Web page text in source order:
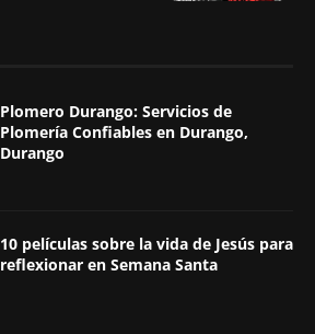
Plomero Durango: Servicios de
Plomería Confiables en Durango,
Durango
10 películas sobre la vida de Jesús para
reflexionar en Semana Santa